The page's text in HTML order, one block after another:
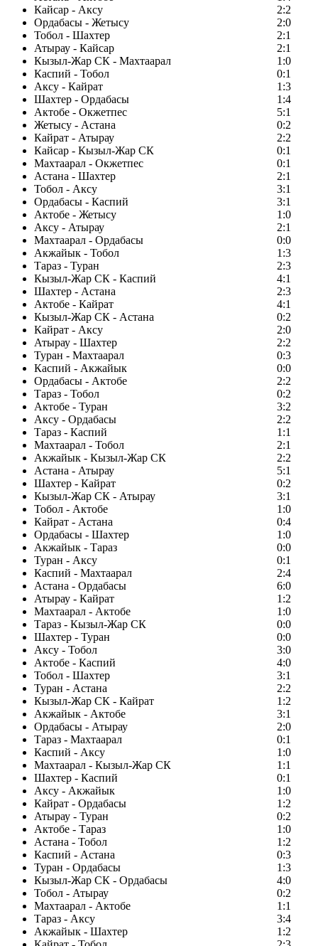
Кайсар - Аксу
2:2
Ордабасы - Жетысу
2:0
Тобол - Шахтер
2:1
Атырау - Кайсар
2:1
Кызыл-Жар СК - Махтаарал
1:0
Каспий - Тобол
0:1
Аксу - Кайрат
1:3
Шахтер - Ордабасы
1:4
Актобе - Окжетпес
5:1
Жетысу - Астана
0:2
Кайрат - Атырау
2:2
Кайсар - Кызыл-Жар СК
0:1
Махтаарал - Окжетпес
0:1
Астана - Шахтер
2:1
Тобол - Аксу
3:1
Ордабасы - Каспий
3:1
Актобе - Жетысу
1:0
Аксу - Атырау
2:1
Махтаарал - Ордабасы
0:0
Акжайык - Тобол
1:3
Тараз - Туран
2:3
Кызыл-Жар СК - Каспий
4:1
Шахтер - Астана
2:3
Актобе - Кайрат
4:1
Кызыл-Жар СК - Астана
0:2
Кайрат - Аксу
2:0
Атырау - Шахтер
2:2
Туран - Махтаарал
0:3
Каспий - Акжайык
0:0
Ордабасы - Актобе
2:2
Тараз - Тобол
0:2
Актобе - Туран
3:2
Аксу - Ордабасы
2:2
Тараз - Каспий
1:1
Махтаарал - Тобол
2:1
Акжайык - Кызыл-Жар СК
2:2
Астана - Атырау
5:1
Шахтер - Кайрат
0:2
Кызыл-Жар СК - Атырау
3:1
Тобол - Актобе
1:0
Кайрат - Астана
0:4
Ордабасы - Шахтер
1:0
Акжайык - Тараз
0:0
Туран - Аксу
0:1
Каспий - Махтаарал
2:4
Астана - Ордабасы
6:0
Атырау - Кайрат
1:2
Махтаарал - Актобе
1:0
Тараз - Кызыл-Жар СК
0:0
Шахтер - Туран
0:0
Аксу - Тобол
3:0
Актобе - Каспий
4:0
Тобол - Шахтер
3:1
Туран - Астана
2:2
Кызыл-Жар СК - Кайрат
1:2
Акжайык - Актобе
3:1
Ордабасы - Атырау
2:0
Тараз - Махтаарал
0:1
Каспий - Аксу
1:0
Махтаарал - Кызыл-Жар СК
1:1
Шахтер - Каспий
0:1
Аксу - Акжайык
1:0
Кайрат - Ордабасы
1:2
Атырау - Туран
0:2
Актобе - Тараз
1:0
Астана - Тобол
1:2
Каспий - Астана
0:3
Туран - Ордабасы
1:3
Кызыл-Жар СК - Ордабасы
4:0
Тобол - Атырау
0:2
Махтаарал - Актобе
1:1
Тараз - Аксу
3:4
Акжайык - Шахтер
1:2